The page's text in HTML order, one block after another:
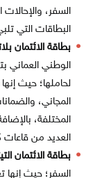
السفر،
البطاقات التي
بطاقة الائتمان
الوطني العماني
لحاملها؛ حيث
المجاني،
المختلفة،
العديد من قاعات
بطاقة الائتمان
السفر؛ حيث إنها